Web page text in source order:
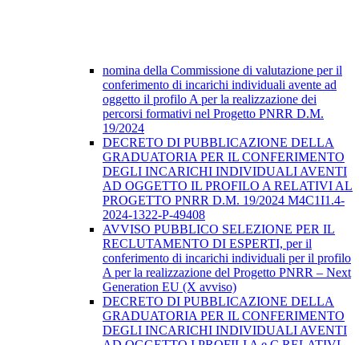
nomina della Commissione di valutazione per il
conferimento di incarichi individuali avente ad
oggetto il profilo A per la realizzazione dei
percorsi formativi nel Progetto PNRR D.M.
19/2024
DECRETO DI PUBBLICAZIONE DELLA
GRADUATORIA PER IL CONFERIMENTO
DEGLI INCARICHI INDIVIDUALI AVENTI
AD OGGETTO IL PROFILO A RELATIVI AL
PROGETTO PNRR D.M. 19/2024 M4C1I1.4-
2024-1322-P-49408
AVVISO PUBBLICO SELEZIONE PER IL
RECLUTAMENTO DI ESPERTI, per il
conferimento di incarichi individuali per il profilo
A per la realizzazione del Progetto PNRR – Next
Generation EU (X avviso)
DECRETO DI PUBBLICAZIONE DELLA
GRADUATORIA PER IL CONFERIMENTO
DEGLI INCARICHI INDIVIDUALI AVENTI